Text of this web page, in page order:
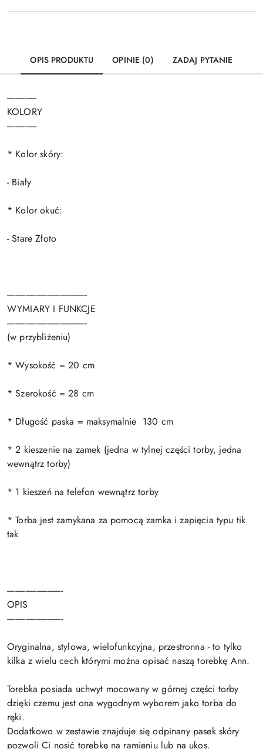
OPIS PRODUKTU OPINIE (0) ZADAJ PYTANIE
----------------
KOLORY
----------------
* Kolor skóry:
- Biały
* Kolor okuć:
- Stare Złoto
-------------------------------------------
WYMIARY I FUNKCJE
-------------------------------------------
(w przybliżeniu)
* Wysokość = 20 cm
* Szerokość = 28 cm
* Długość paska = maksymalnie 130 cm
* 2 kieszenie na zamek (jedna w tylnej części torby, jedna
wewnątrz torby)
* 1 kieszeń na telefon wewnątrz torby
* Torba jest zamykana za pomocą zamka i zapięcia typu tik
tak
------------------------------
OPIS
------------------------------
Oryginalna, stylowa, wielofunkcyjna, przestronna - to tylko
kilka z wielu cech którymi można opisać naszą torebkę Ann.
Torebka posiada uchwyt mocowany w górnej części torby
dzięki czemu jest ona wygodnym wyborem jako torba do
ręki.
Dodatkowo w zestawie znajduje się odpinany pasek skóry
pozwoli Ci nosić torebkę na ramieniu lub na ukos.